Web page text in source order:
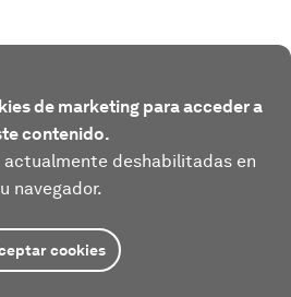
de marketing para acceder a
contenido.
deshabilitadas en
navegador.
cookies